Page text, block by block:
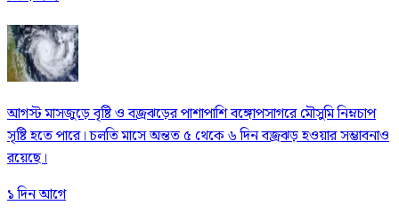
আগস্ট মাসজুড়ে বৃষ্টি ও বজ্রঝড়ের পাশাপাশি বঙ্গোপসাগরে মৌসুমি নিম্নচাপ
সৃষ্টি হতে পারে। চলতি মাসে অন্তত ৫ থেকে ৬ দিন বজ্রঝড় হওয়ার সম্ভাবনাও
রয়েছে।
১ দিন আগে